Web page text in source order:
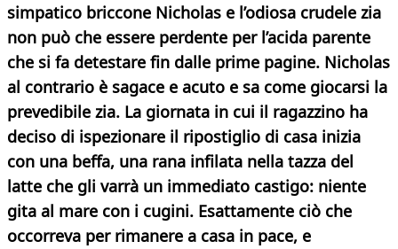
simpatico briccone Nicholas e l’odiosa crudele zia
non può che essere perdente per l’acida parente
che si fa detestare fin dalle prime pagine. Nicholas
al contrario è sagace e acuto e sa come giocarsi la
prevedibile zia. La giornata in cui il ragazzino ha
deciso di ispezionare il ripostiglio di casa inizia
con una beffa, una rana infilata nella tazza del
latte che gli varrà un immediato castigo: niente
gita al mare con i cugini. Esattamente ciò che
occorreva per rimanere a casa in pace, e